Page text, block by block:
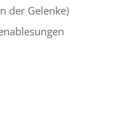
der Gelenke)